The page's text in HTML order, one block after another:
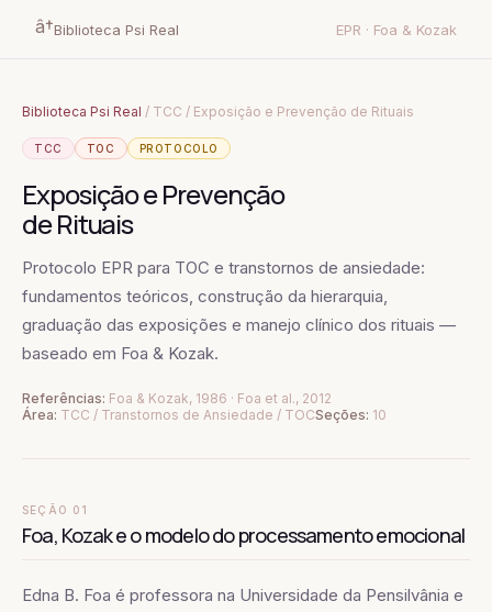
â†Biblioteca Psi Real EPR · Foa & Kozak
Biblioteca Psi Real / TCC / Exposição e Prevenção de Rituais
TCC TOC PROTOCOLO
Exposição e Prevenção
de Rituais
Protocolo EPR para TOC e transtornos de ansiedade:
fundamentos teóricos, construção da hierarquia,
graduação das exposições e manejo clínico dos rituais —
baseado em Foa & Kozak.
Referências: Foa & Kozak, 1986 · Foa et al., 2012
Área: TCC / Transtornos de Ansiedade / TOCSeções: 10
SEÇÃO 01
Foa, Kozak e o modelo do processamento emocional
Edna B. Foa é professora na Universidade da Pensilvânia e